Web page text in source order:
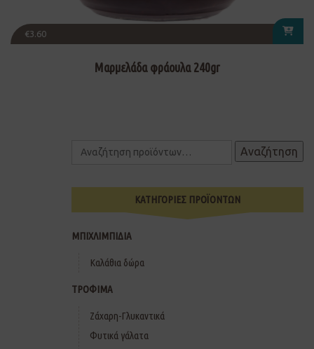
€3.60
Μαρμελάδα φράουλα 240gr
Αναζήτηση
ΚΑΤΗΓΟΡΙΕΣ ΠΡΟΪΟΝΤΩΝ
ΜΠΙΧΛΙΜΠΙΔΙΑ
Καλάθια δώρα
ΤΡΟΦΙΜΑ
Ζάχαρη-Γλυκαντικά
Φυτικά γάλατα